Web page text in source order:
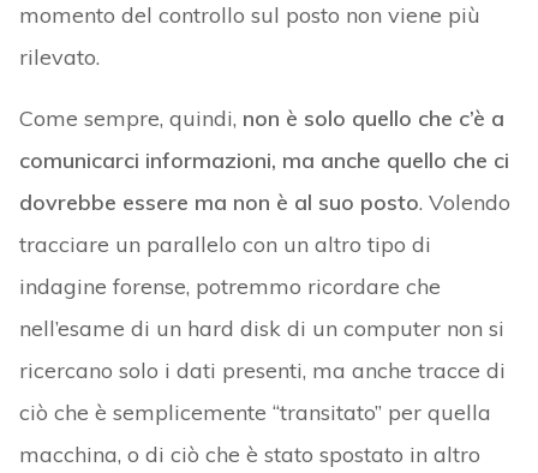
momento del controllo sul posto non viene più
rilevato.
Come sempre, quindi, non è solo quello che c’è a
comunicarci informazioni, ma anche quello che ci
dovrebbe essere ma non è al suo posto. Volendo
tracciare un parallelo con un altro tipo di
indagine forense, potremmo ricordare che
nell’esame di un hard disk di un computer non si
ricercano solo i dati presenti, ma anche tracce di
ciò che è semplicemente “transitato” per quella
macchina, o di ciò che è stato spostato in altro